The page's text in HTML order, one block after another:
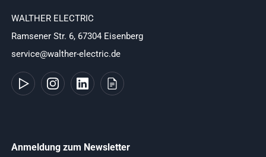
WALTHER ELECTRIC
Ramsener Str. 6, 67304 Eisenberg
service@walther-electric.de
Anmeldung zum Newsletter